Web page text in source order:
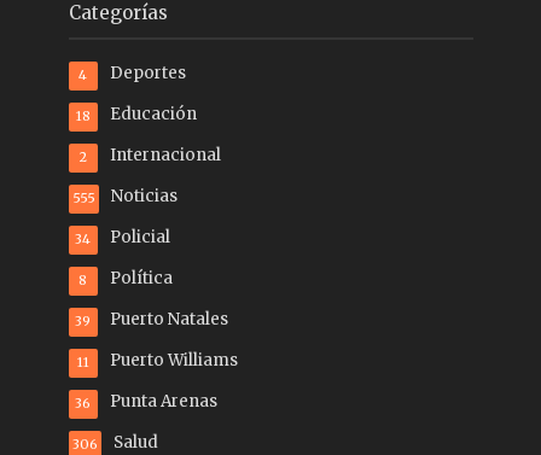
Categorías
Deportes
4
Educación
18
Internacional
2
Noticias
555
Policial
34
Política
8
Puerto Natales
39
Puerto Williams
11
Punta Arenas
36
Salud
306